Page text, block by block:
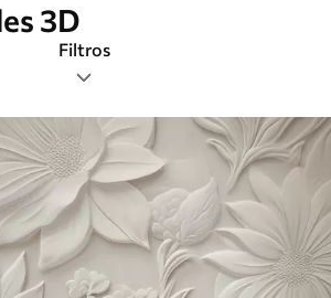
3D
Filtros
Etiquetas
de imagen
Paleta de colores
Inteligente